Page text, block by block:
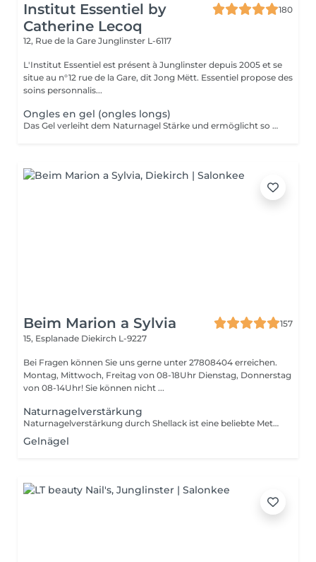
Institut Essentiel by
Catherine Lecoq
180
12, Rue de la Gare Junglinster L-6117
L'Institut Essentiel est présent à Junglinster depuis 2005 et se
situe au n°12 rue de la Gare, dit Jong Mëtt. Essentiel propose des
soins personnalis...
Ongles en gel (ongles longs)
Das Gel verleiht dem Naturnagel Stärke und ermöglicht so Form und Länge nach Wunsch anzupassen. Da es sehr stark ist, eignet sich das Gel für Verlängerungen von sehr kurzen Nägel. Diese kann durch Kapseln oder direkt auf Papierformen modeliert werden. Spitz, echkig, oval, fasst jede Form ist möglich! Das Gel soll nach maximal 5 Wochen erneut werden. Es kann auch schnell und ohne den Naturnagel zu schaden komplett wieder entfernt werden.
Beim Marion a Sylvia
157
15, Esplanade Diekirch L-9227
Bei Fragen können Sie uns gerne unter 27808404 erreichen.
Montag, Mittwoch, Freitag von 08-18Uhr Dienstag, Donnerstag
von 08-14Uhr! Sie können nicht ...
Naturnagelverstärkung
Naturnagelverstärkung durch Shellack ist eine beliebte Methode, um natürliche Nägel zu schützen, zu stärken und ihnen ein gepflegtes, glänzendes Aussehen zu verleihen ohne sie künstlich zu verlängern. Vorteile der Naturnagelverstärkung mit Shellack Stärkere Nägel: Weniger Absplittern oder Brechen Langanhaltend: Bis zu 3-4 Wochen Halt ohne Absplittern Schonender als Gel: Kein massives Abfeilen nötig Dünner Look: Sehr natürliches Finish möglich Schnelle Trockenzeit: Sofort nach dem Aushärten belastbar
Gelnägel